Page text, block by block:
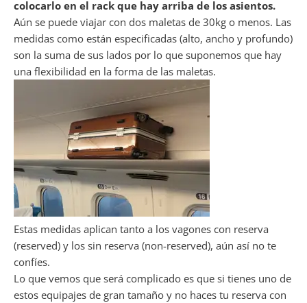
colocarlo en el rack que hay arriba de los asientos.
Aún se puede viajar con dos maletas de 30kg o menos. Las
medidas como están especificadas (alto, ancho y profundo)
son la suma de sus lados por lo que suponemos que hay
una flexibilidad en la forma de las maletas.
Estas medidas aplican tanto a los vagones con reserva
(reserved) y los sin reserva (non-reserved), aún así no te
confíes.
Lo que vemos que será complicado es que si tienes uno de
estos equipajes de gran tamaño y no haces tu reserva con